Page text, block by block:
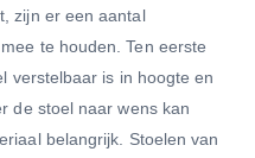
zijn er een aantal
te houden. Ten eerste
verstelbaar is in hoogte en
de stoel naar wens kan
belangrijk. Stoelen van